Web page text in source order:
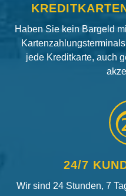
Haben Sie kein Bargeld
jede Kreditkarte, auch
24/7
Wir sind 24 Stunden, 7